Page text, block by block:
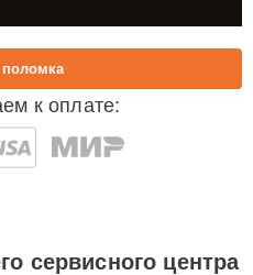
к оплате:
поломка
сервисного центра